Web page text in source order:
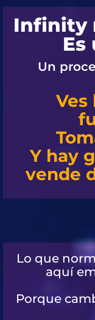
Infinity
Es
Un
Ves
Y hay
vende
Lo que
aquí
Porque